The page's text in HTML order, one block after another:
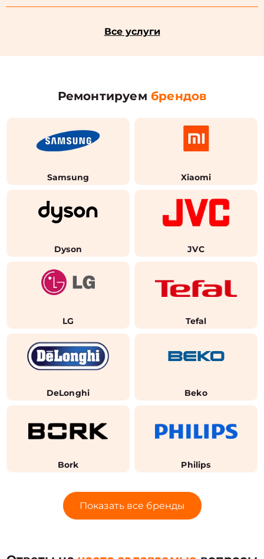
Все услуги
Ремонтируем брендов
Samsung Xiaomi
Dyson JVC
LG Tefal
DeLonghi Beko
Bork Philips
Показать все бренды